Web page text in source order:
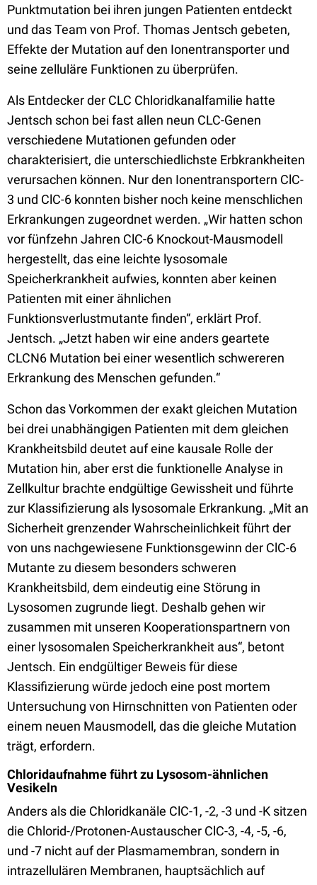
Punktmutation bei ihren jungen Patienten entdeckt
und das Team von Prof. Thomas Jentsch gebeten,
Effekte der Mutation auf den Ionentransporter und
seine zelluläre Funktionen zu überprüfen.
Als Entdecker der CLC Chloridkanalfamilie hatte
Jentsch schon bei fast allen neun CLC-Genen
verschiedene Mutationen gefunden oder
charakterisiert, die unterschiedlichste Erbkrankheiten
verursachen können. Nur den Ionentransportern ClC-
3 und ClC-6 konnten bisher noch keine menschlichen
Erkrankungen zugeordnet werden. „Wir hatten schon
vor fünfzehn Jahren ClC-6 Knockout-Mausmodell
hergestellt, das eine leichte lysosomale
Speicherkrankheit aufwies, konnten aber keinen
Patienten mit einer ähnlichen
Funktionsverlustmutante finden“, erklärt Prof.
Jentsch. „Jetzt haben wir eine anders geartete
CLCN6 Mutation bei einer wesentlich schwereren
Erkrankung des Menschen gefunden.“
Schon das Vorkommen der exakt gleichen Mutation
bei drei unabhängigen Patienten mit dem gleichen
Krankheitsbild deutet auf eine kausale Rolle der
Mutation hin, aber erst die funktionelle Analyse in
Zellkultur brachte endgültige Gewissheit und führte
zur Klassifizierung als lysosomale Erkrankung. „Mit an
Sicherheit grenzender Wahrscheinlichkeit führt der
von uns nachgewiesene Funktionsgewinn der ClC-6
Mutante zu diesem besonders schweren
Krankheitsbild, dem eindeutig eine Störung in
Lysosomen zugrunde liegt. Deshalb gehen wir
zusammen mit unseren Kooperationspartnern von
einer lysosomalen Speicherkrankheit aus“, betont
Jentsch. Ein endgültiger Beweis für diese
Klassifizierung würde jedoch eine post mortem
Untersuchung von Hirnschnitten von Patienten oder
einem neuen Mausmodell, das die gleiche Mutation
trägt, erfordern.
Chloridaufnahme führt zu Lysosom-ähnlichen
Vesikeln
Anders als die Chloridkanäle ClC-1, -2, -3 und -K sitzen
die Chlorid-/Protonen-Austauscher ClC-3, -4, -5, -6,
und -7 nicht auf der Plasmamembran, sondern in
intrazellulären Membranen, hauptsächlich auf